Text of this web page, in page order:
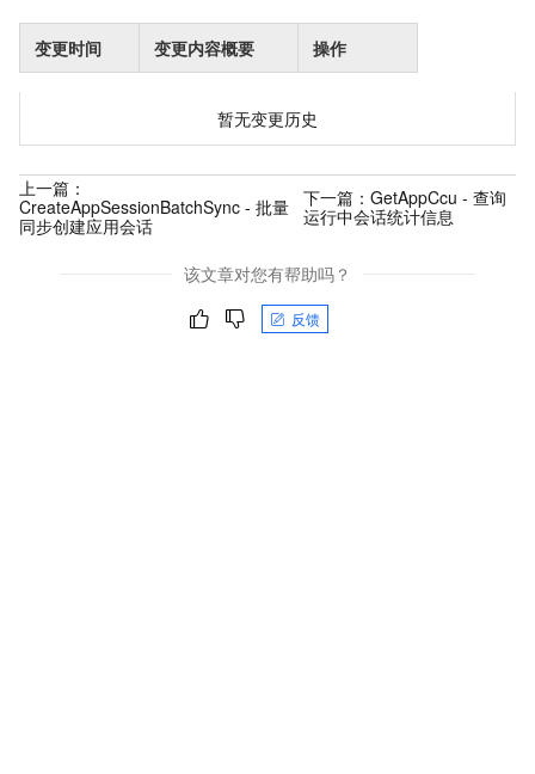
变更时间 变更内容概要 操作
暂无变更历史
上一篇：
CreateAppSessionBatchSync - 批量
同步创建应用会话
下一篇： GetAppCcu - 查询
运行中会话统计信息
该文章对您有帮助吗？
反馈